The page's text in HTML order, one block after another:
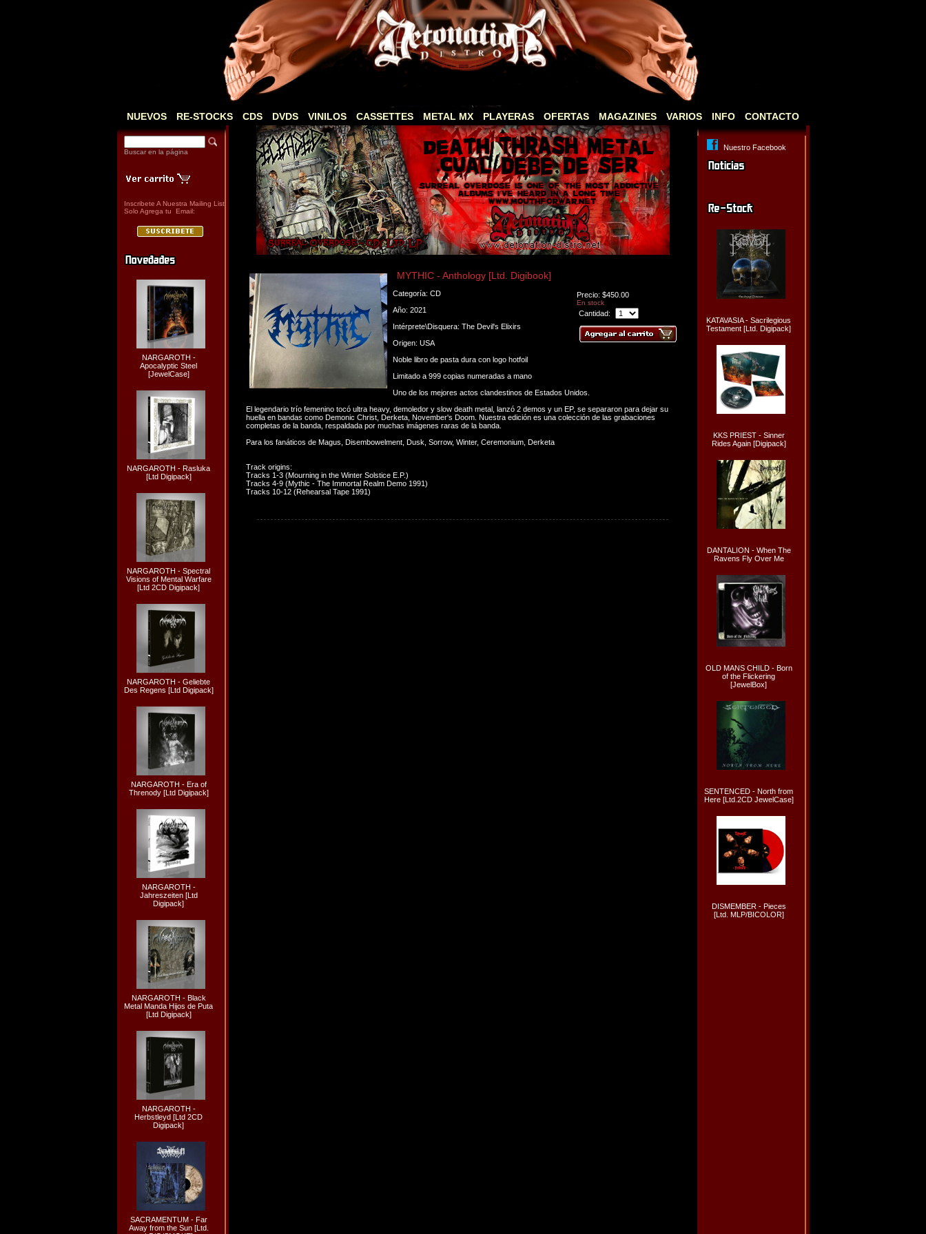
NUEVOS RE-STOCKS CDS DVDS VINILOS CASSETTES METAL MX PLAYERAS OFERTAS MAGAZINES VARIOS INFO CONTACTO
Buscar en la página
Inscribete A Nuestra Mailing List
Solo Agrega tu Email:
NARGAROTH -
Apocalyptic Steel
[JewelCase]
NARGAROTH - Rasluka
[Ltd Digipack]
NARGAROTH - Spectral
Visions of Mental Warfare
[Ltd 2CD Digipack]
NARGAROTH - Geliebte
Des Regens [Ltd Digipack]
NARGAROTH - Era of
Threnody [Ltd Digipack]
NARGAROTH -
Jahreszeiten [Ltd
Digipack]
NARGAROTH - Black
Metal Manda Hijos de Puta
[Ltd Digipack]
NARGAROTH -
Herbstleyd [Ltd 2CD
Digipack]
SACRAMENTUM - Far
Away from the Sun [Ltd.
Precio: $450.00
En stock
Cantidad:
MYTHIC - Anthology [Ltd. Digibook]
Categoría: CD
Año: 2021
Intérprete\Disquera: The Devil's Elixirs
Origen: USA
Noble libro de pasta dura con logo hotfoil
Limitado a 999 copias numeradas a mano
Uno de los mejores actos clandestinos de Estados Unidos.
El legendario trío femenino tocó ultra heavy, demoledor y slow death metal, lanzó 2 demos y un EP, se separaron para dejar su
huella en bandas como Demonic Christ, Derketa, November's Doom. Nuestra edición es una colección de las grabaciones
completas de la banda, respaldada por muchas imágenes raras de la banda.
Para los fanáticos de Magus, Disembowelment, Dusk, Sorrow, Winter, Ceremonium, Derketa
Track origins:
Tracks 1-3 (Mourning in the Winter Solstice E.P.)
Tracks 4-9 (Mythic - The Immortal Realm Demo 1991)
Tracks 10-12 (Rehearsal Tape 1991)
Nuestro Facebook
KATAVASIA - Sacrilegious
Testament [Ltd. Digipack]
KKS PRIEST - Sinner
Rides Again [Digipack]
DANTALION - When The
Ravens Fly Over Me
OLD MANS CHILD - Born
of the Flickering
[JewelBox]
SENTENCED - North from
Here [Ltd.2CD JewelCase]
DISMEMBER - Pieces
[Ltd. MLP/BICOLOR]